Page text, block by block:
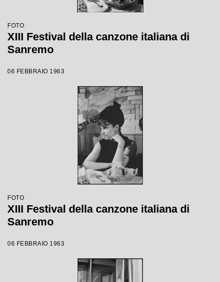
FOTO
XIII Festival della canzone italiana di
Sanremo
06 FEBBRAIO 1963
FOTO
XIII Festival della canzone italiana di
Sanremo
06 FEBBRAIO 1963